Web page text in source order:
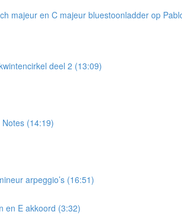
majeur en C majeur bluestoonladder op
deel 2 (13:09)
(14:19)
arpeggio’s (16:51)
en E akkoord (3:32)